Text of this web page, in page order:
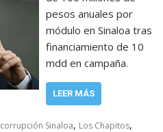
pesos anuales por
módulo en Sinaloa tras
financiamiento de 10
mdd en campaña.
LEER MÁS
corrupción Sinaloa, Los Chapitos,